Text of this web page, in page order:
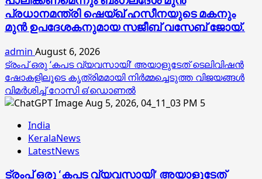
പ്രധാനമന്ത്രി ഷെയ്ഖ് ഹസീനയുടെ മകനും
മുൻ ഉപദേശകനുമായ സജീബ് വസേബ് ജോയ്.
admin August 6, 2026
ട്രംപ് ഒരു ‘കപട വ്യവസായി’ അയാളുടേത് ടെലിവിഷന്‍
ഷോകളിലൂടെ കൃത്രിമമായി നിര്‍മ്മച്ചെടുത്ത വിജയങ്ങള്‍
വിമര്‍ശിച്ച് റോസി ഒ’ഡൊണല്‍
5
India
KeralaNews
LatestNews
ട്രംപ് ഒരു ‘കപട വ്യവസായി’ അയാളുടേത്